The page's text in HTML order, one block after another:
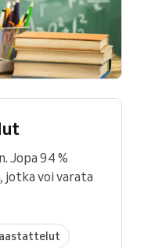
Jopa 94 %
jotka voi varata